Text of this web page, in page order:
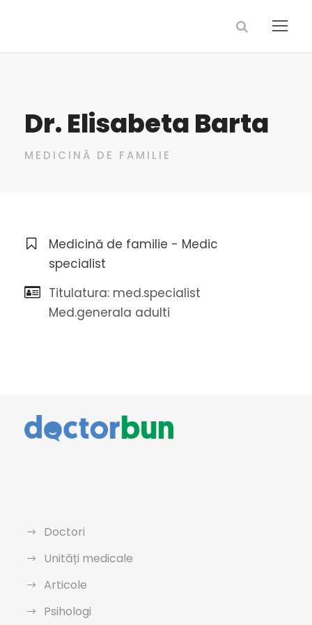
Dr. Elisabeta Barta
MEDICINĂ DE FAMILIE
Medicină de familie - Medic
specialist
Titulatura: med.specialist
Med.generala adulti
Doctori
Unități medicale
Articole
Psihologi